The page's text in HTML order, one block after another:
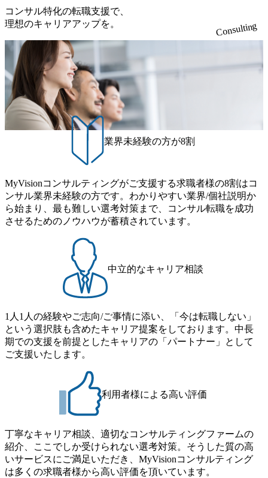
も関わらず、外資系戦略コンサルティングファームや総合
系コンサルティングファームをはじめ、メーカー、ITベン
チャー、外資系金融機関など多彩な出自で構成されてお
り、常に刺激を受けながらプロジェクトワークが可能 総合
コンサルティングファームの名の通り、全方位のクライア
ントに対して様々なプロジェクトが存在しており、手を上
げれば常に新しいテーマのチャレンジ機会を提供している
（ワンプール制） そのため、全体の離職率10％以下、未経
験3年未満の離職率は0％と驚異の定着率を誇る 大手ファー
ムと同水準以上の報酬制度であり、ファーム経験者の場合
は、転職時報酬アップが基本 強く「個人」の成⾧を重視す
るカルチャーであり、昇進に枠もなく、今ならReadyになれ
ば上がれる環境となっている 安定した経営環境の下、コン
できる 豊富な経験を持つコンサル経験者の場合は、自らチ
ームを立ち上げることが可能 裁量をもった営業活動、デリ
バリー活動ができる(スタートアップとの協業、新規ソリュ
ーションの開発 など) シンプレクスの顧客基盤、エンジニ
できる 2026年8月21日(金) 19:30〜21:30 (19:20開場) 2026年8
月12日(水) 16:00 ※参加状況によっては抽選とさせていただ
く可能性がございます。 このたび、ファーム経験者の方を
対象にした懇親会形式の採用イベント「サロンイベント」
を開催いたします。 カジュアルな場で現場社員と直接交流
できる機会ですので、ぜひご参加ください。 当日はXspear
Consulting代表取締役の早田とMDやその他現場社員が複数
名参加する予定です！ ●費用 : 無料 虎ノ門ヒルズ付近 ※詳
細な場所については参加者の方へ個別でご連絡いたしま
す。 コンサルファームにてマネージャー以上の職務を担当
り、<u>営業活動に工数を割かれることなくデリバリーに注
力可能</u> 従業員満足度を非常に重視しており、意にそぐ
わないプロジェクトにアサインされてしまった場合、半強
制的に別のプロジェクトに異動することが可能。その結
果、<u>退職率も10%程度</u>(他社平均は2～30%程度) 残業
時間は<u>平均30時間程度。</u>バリューが出ていないから
残業代をつけさせないといったことはしない DE&Iにおいて
は女性活用や外国人/高齢者/障碍者などさまざまなバックグ
ラウンドを持つメンバーの働く環境を整えている SDGsの推
進にも積極的で、プロボノ支援等を行っている 部活動も活
発で、多くのクラブが立ち上がっており、さまざまな役
職・所属・組織を超えて社員間のネットワーク形成・交流
の場となっている <u>教育・研修プログラムが非常に充実</
番組があり、新卒紹介、会社の七不思議紹介等、規模が大
きくなっていく中で社員同士のつながりを広げる取り組み
もしている 今後の成長戦略として海外展開を見据えてい
る。足元のグローバル案件割合は10%程度だが、英語が得
ンスも大きい。 代表インタビュー https://note.com/dirbato/n/n0
a040c36b128 Forbes JAPAN BrandVoice Studio 「使命はテクノ
ロジーで企業の可能性を引き出すこと。日本に求められるI
Tコンサルタントという伴走者」 https://forbesjapan.com/article
s/detail/67452 Forbes JAPAN BrandVoice Studio 「コンサル業
界におけるIT人材価値再興。Dirbatoの最前線パートナーが
切り開くテクノロジーの変革」 https://forbesjapan.com/articles/
preview/68657?preview=TAI1oir8Coe5Df3zuZhtd24YfH72/Zzdm
BTIEMOnWUWREjOFLO1IL1KPEi4dgCbb Forbes JAPAN Bra
ndVoice Studio 「求めるのは、競争と連帯 。IT特化の急成長
ファーム・Dirbatoの社員支援」 https://forbesjapan.com/articles/
detail/69848 MyViision企業インタビュー① https://my-vision.co.
jp/consulting-firm/dirbato/interview01 MyViision企業インタビュ
ー② https://my-vision.co.jp/consulting-firm/dirbato/interview02 20
26年8月18日(火) 19:00開始～最長20:00終了 2026年8月13日
(木) 16:00 当日はDirbatoの現役トップコンサルタントが業界
動向を踏まえ、コンサルティング市場の最新トレンドをお
伝えいたします。コンサルティング業界への転職を迷われ
ている方や情報収集を行いたい方のご参加も歓迎です。更
コンサル特化の転職支援で、
理想のキャリアアップを。
Consulting
業界未経験の方が8割
MyVisionコンサルティングがご支援する求職者様の8割はコ
ンサル業界未経験の方です。わかりやすい業界/個社説明か
ら始まり、最も難しい選考対策まで、コンサル転職を成功
させるためのノウハウが蓄積されています。
中立的なキャリア相談
1人1人の経験やご志向/ご事情に添い、「今は転職しない」
という選択肢も含めたキャリア提案をしております。中長
期での支援を前提としたキャリアの「パートナー」として
ご支援いたします。
利用者様による高い評価
丁寧なキャリア相談、適切なコンサルティングファームの
紹介、ここでしか受けられない選考対策。そうした質の高
いサービスにご満足いただき、MyVisionコンサルティング
は多くの求職者様から高い評価を頂いています。